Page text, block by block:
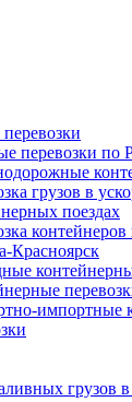
перевозки по
грузов в
поездах
Красноярск
импортные
грузов